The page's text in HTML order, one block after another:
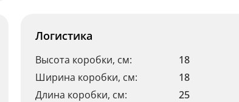
Логистика
Высота коробки, см:
18
Ширина коробки, см:
18
Длина коробки, см:
25